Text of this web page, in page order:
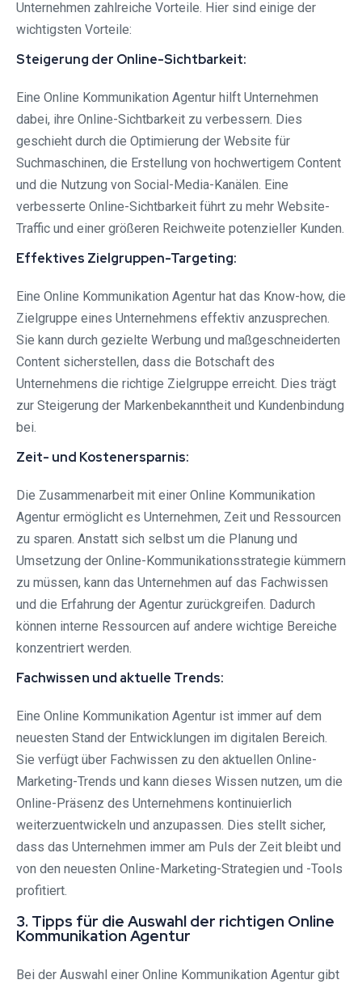
Unternehmen zahlreiche Vorteile. Hier sind einige der
wichtigsten Vorteile:
Steigerung der Online-Sichtbarkeit:
Eine Online Kommunikation Agentur hilft Unternehmen
dabei, ihre Online-Sichtbarkeit zu verbessern. Dies
geschieht durch die Optimierung der Website für
Suchmaschinen, die Erstellung von hochwertigem Content
und die Nutzung von Social-Media-Kanälen. Eine
verbesserte Online-Sichtbarkeit führt zu mehr Website-
Traffic und einer größeren Reichweite potenzieller Kunden.
Effektives Zielgruppen-Targeting:
Eine Online Kommunikation Agentur hat das Know-how, die
Zielgruppe eines Unternehmens effektiv anzusprechen.
Sie kann durch gezielte Werbung und maßgeschneiderten
Content sicherstellen, dass die Botschaft des
Unternehmens die richtige Zielgruppe erreicht. Dies trägt
zur Steigerung der Markenbekanntheit und Kundenbindung
bei.
Zeit- und Kostenersparnis:
Die Zusammenarbeit mit einer Online Kommunikation
Agentur ermöglicht es Unternehmen, Zeit und Ressourcen
zu sparen. Anstatt sich selbst um die Planung und
Umsetzung der Online-Kommunikationsstrategie kümmern
zu müssen, kann das Unternehmen auf das Fachwissen
und die Erfahrung der Agentur zurückgreifen. Dadurch
können interne Ressourcen auf andere wichtige Bereiche
konzentriert werden.
Fachwissen und aktuelle Trends:
Eine Online Kommunikation Agentur ist immer auf dem
neuesten Stand der Entwicklungen im digitalen Bereich.
Sie verfügt über Fachwissen zu den aktuellen Online-
Marketing-Trends und kann dieses Wissen nutzen, um die
Online-Präsenz des Unternehmens kontinuierlich
weiterzuentwickeln und anzupassen. Dies stellt sicher,
dass das Unternehmen immer am Puls der Zeit bleibt und
von den neuesten Online-Marketing-Strategien und -Tools
profitiert.
3. Tipps für die Auswahl der richtigen Online
Kommunikation Agentur
Bei der Auswahl einer Online Kommunikation Agentur gibt